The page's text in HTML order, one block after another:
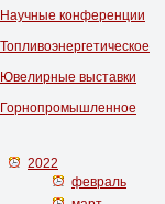
Научные конференции
Топливоэнергетическое
Ювелирные выставки
Горнопромышленное
2022
февраль